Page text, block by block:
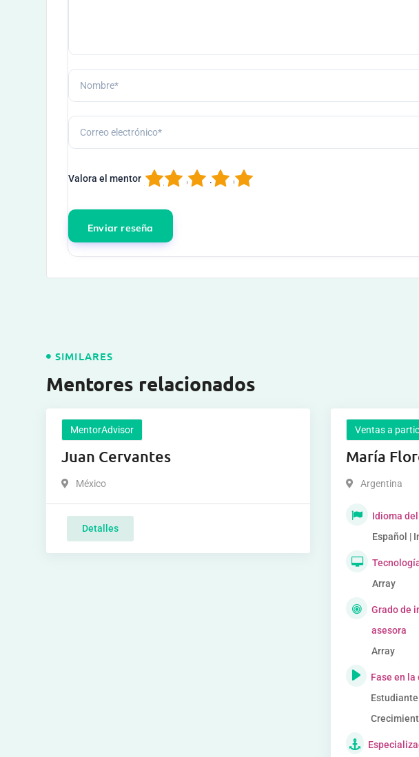
Valora el mentor 5
4
3
2
1
SIMILARES
Mentores relacionados
MentorAdvisor
Juan Cervantes
México
Detalles
Ventas a
María
Argentina
Idioma
Español |
Array
Grado de
asesora
Array
Fase en la